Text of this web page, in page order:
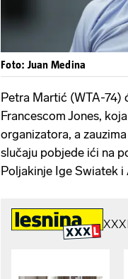
Foto: Juan Medina
Petra Martić (WTA-74)
Francescom Jones,
organizatora, a
slučaju pobjede ići na
Poljakinje Ige Swiatek